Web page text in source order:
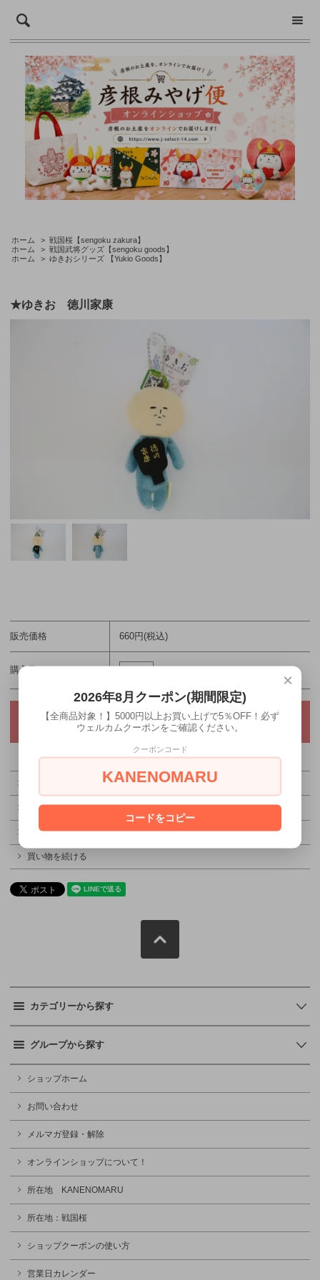
ホーム > 戦国桜【sengoku zakura】
ホーム
> 戦国武将グッズ【sengoku goods】
ホーム
> ゆきおシリーズ 【Yukio Goods】
★ゆきお 徳川家康
販売価格 660円(税込)
購入数
特定商取引法に基づく表記（返品等）
この商品を友達に教える
この商品について問い合わせる
買い物を続ける
カテゴリーから探す
グループから探す
ショップホーム
お問い合わせ
メルマガ登録・解除
オンラインショップについて！
所在地 KANENOMARU
所在地：戦国桜
ショップクーポンの使い方
営業日カレンダー
×
2026年8月クーポン(期間限定)
【全商品対象！】5000円以上お買い上げで5％OFF！必ず
ウェルカムクーポンをご確認ください。
クーポンコード
KANENOMARU
コードをコピー